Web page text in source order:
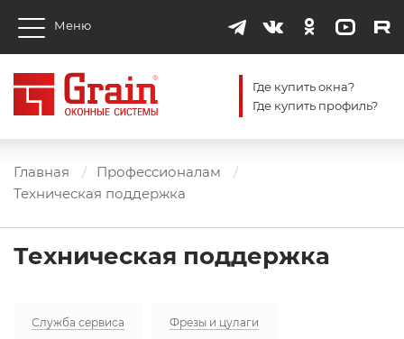
Меню
Где купить окна?
Где купить профиль?
Главная
Профессионалам
Техническая поддержка
Техническая поддержка
Служба сервиса Фрезы и цулаги